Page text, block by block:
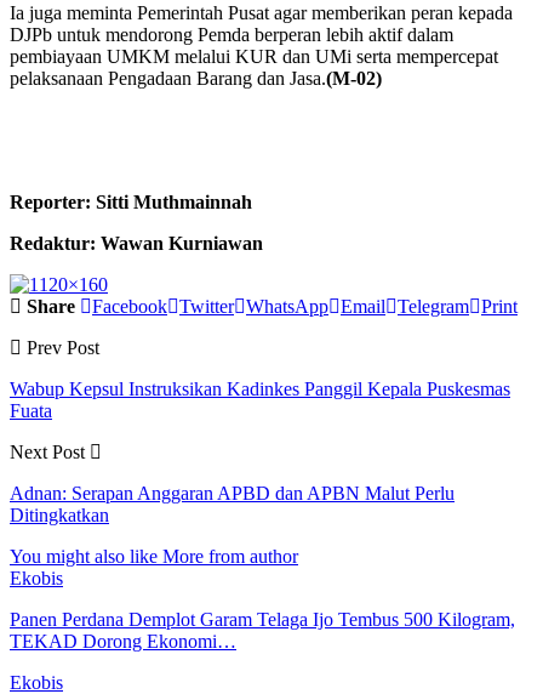
Ia juga meminta Pemerintah Pusat agar memberikan peran kepada
DJPb untuk mendorong Pemda berperan lebih aktif dalam
pembiayaan UMKM melalui KUR dan UMi serta mempercepat
pelaksanaan Pengadaan Barang dan Jasa.(M-02)
Reporter: Sitti Muthmainnah
Redaktur: Wawan Kurniawan
Share Facebook Twitter WhatsApp Email Telegram Print
Prev Post
Wabup Kepsul Instruksikan Kadinkes Panggil Kepala Puskesmas
Fuata
Next Post
Adnan: Serapan Anggaran APBD dan APBN Malut Perlu
Ditingkatkan
You might also like More from author
Ekobis
Panen Perdana Demplot Garam Telaga Ijo Tembus 500 Kilogram,
TEKAD Dorong Ekonomi…
Ekobis